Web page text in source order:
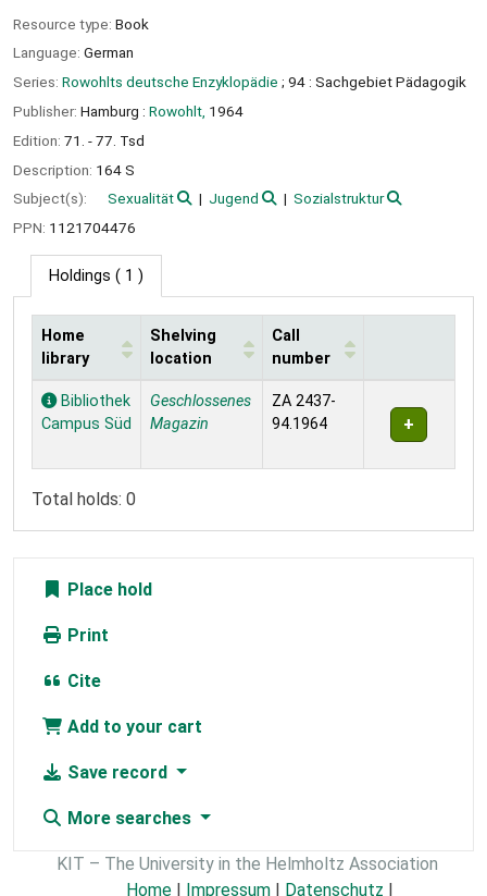
Resource type: Book
Language: German
Series: Rowohlts deutsche Enzyklopädie ; 94 : Sachgebiet Pädagogik
Publisher: Hamburg : Rowohlt, 1964
Edition: 71. - 77. Tsd
Description: 164 S
Subject(s):
Sexualität Jugend
Sozialstruktur
PPN: 1121704476
Holdings ( 1 )
Holdings
Home
library
Shelving
location
Call
number
Bibliothek
Campus Süd
Geschlossenes
Magazin
ZA 2437-
94.1964
Total holds: 0
Place hold
Print
Cite
Add to your cart
Save record
More searches
KIT – The University in the Helmholtz Association
Home | Impressum | Datenschutz |